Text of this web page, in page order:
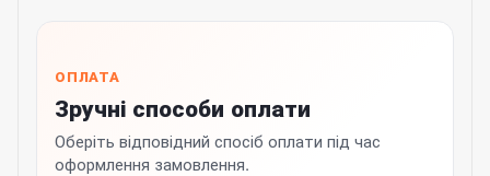
ОПЛАТА
Зручні способи оплати
Оберіть відповідний спосіб оплати під час
оформлення замовлення.